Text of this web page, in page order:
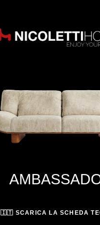
🇮🇹 SCARICA LA SCHEDA